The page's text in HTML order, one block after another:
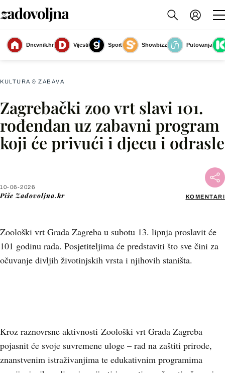
Dnevnik.hr Vijesti Sport Showbizz Putovanja
U Zoološkom vrtu istražuje se još jedna vrsta dinarskog krša – dinarski
voluhar
(Foto: Zoološki vrt Grada Zagreba)
KULTURA & ZABAVA
Zagrebački zoo vrt slavi 101.
rođendan uz zabavni program
koji će privući i djecu i odrasle
10-06-2026
Piše Zadovoljna.hr KOMENTARI
Zoološki vrt Grada Zagreba u subotu 13. lipnja proslavit će
101 godinu rada. Posjetiteljima će predstaviti što sve čini za
očuvanje divljih životinjskih vrsta i njihovih staništa.
Facebook
X
Kroz raznovrsne aktivnosti Zoološki vrt Grada Zagreba
pojasnit će svoje suvremene uloge – rad na zaštiti prirode,
znanstvenim istraživanjima te edukativnim programima